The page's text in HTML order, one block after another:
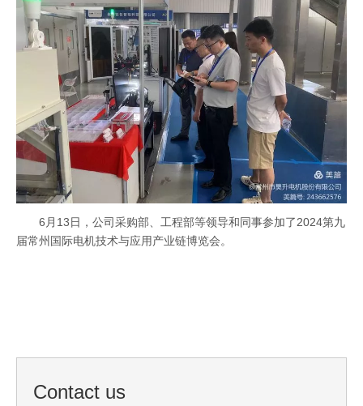
6月13日，公司采购部、工程部等领导和同事参加了2024第九
届常州国际电机技术与应用产业链博览会。
Contact us